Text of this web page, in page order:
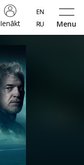
Menu
Ienākt